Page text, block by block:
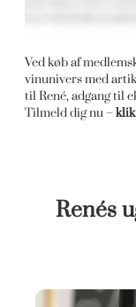
Ved køb af
vinunivers med
til René, adgang til
Tilmeld dig nu –
Renés